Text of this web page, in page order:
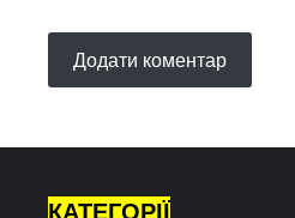
КАТЕГОРІЇ